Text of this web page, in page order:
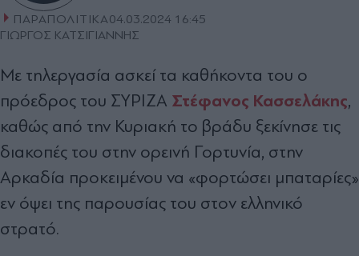
ΠΑΡΑΠΟΛΙΤΙΚΑ04.03.2024 16:45
ΓΙΩΡΓΟΣ ΚΑΤΣΙΓΙΑΝΝΗΣ
Με τηλεργασία ασκεί τα καθήκοντα του ο
πρόεδρος του ΣΥΡΙΖΑ Στέφανος Κασσελάκης,
καθώς από την Κυριακή το βράδυ ξεκίνησε τις
διακοπές του στην ορεινή Γορτυνία, στην
Αρκαδία προκειμένου να «φορτώσει μπαταρίες»
εν όψει της παρουσίας του στον ελληνικό
στρατό.